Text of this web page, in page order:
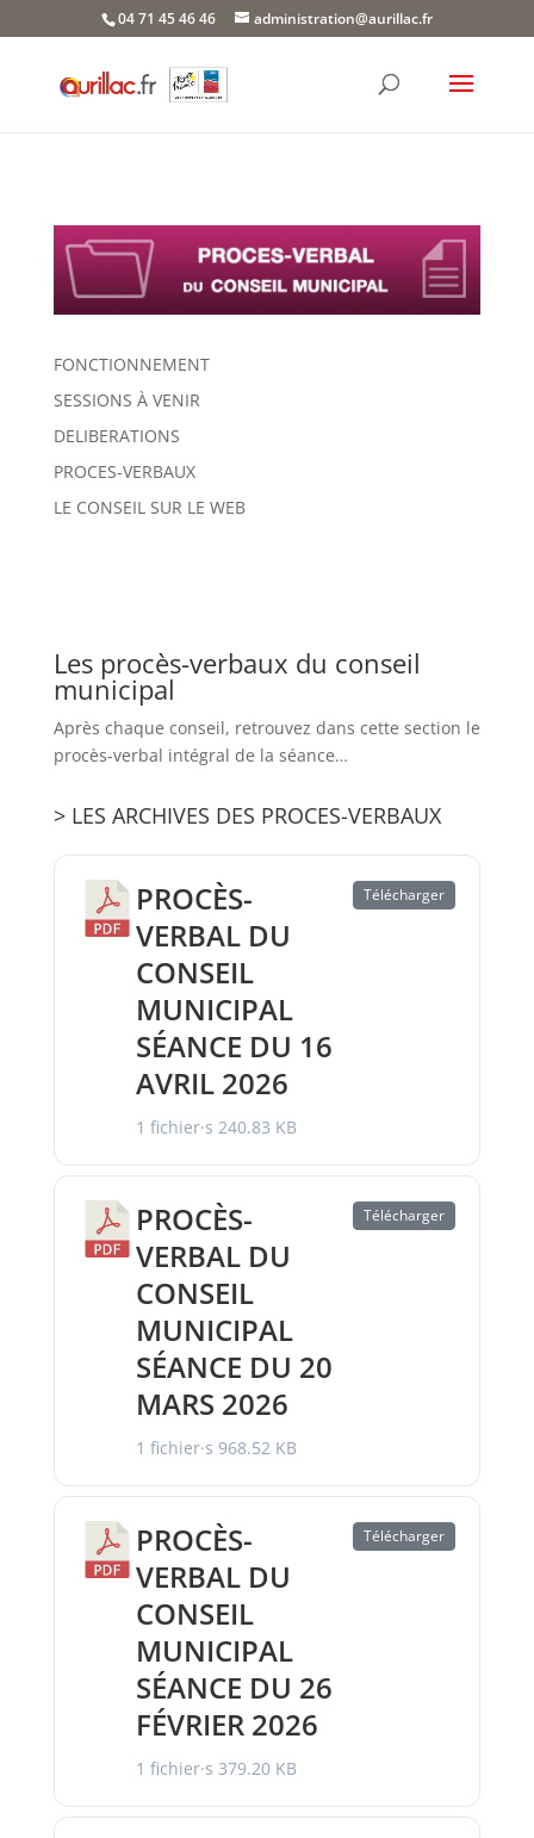
04 71 45 46 46 administration@aurillac.fr
FONCTIONNEMENT
SESSIONS À VENIR
DELIBERATIONS
PROCES-VERBAUX
LE CONSEIL SUR LE WEB
Les procès-verbaux du conseil
municipal
Après chaque conseil, retrouvez dans cette section le
procès-verbal intégral de la séance…
> LES ARCHIVES DES PROCES-VERBAUX
PROCÈS-
VERBAL DU
CONSEIL
MUNICIPAL
SÉANCE DU 16
AVRIL 2026
1 fichier·s 240.83 KB
Télécharger
PROCÈS-
VERBAL DU
CONSEIL
MUNICIPAL
SÉANCE DU 20
MARS 2026
1 fichier·s 968.52 KB
Télécharger
PROCÈS-
VERBAL DU
CONSEIL
MUNICIPAL
SÉANCE DU 26
FÉVRIER 2026
1 fichier·s 379.20 KB
Télécharger